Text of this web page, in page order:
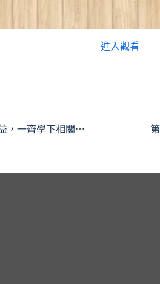
進入觀看
今日《心靈手語》會講講運動的效益，一齊學下相關嘅手語啦